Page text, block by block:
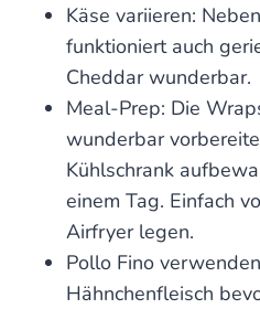
Käse variieren:
funktioniert auch
Cheddar wunderbar.
Meal-Prep: Die
wunderbar
Kühlschrank
einem Tag. Einfach
Airfryer legen.
Pollo Fino
Hähnchenfleisch